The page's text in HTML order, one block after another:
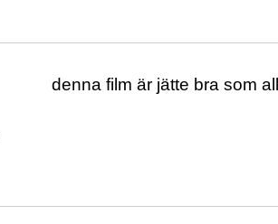
denna film är jätte bra som